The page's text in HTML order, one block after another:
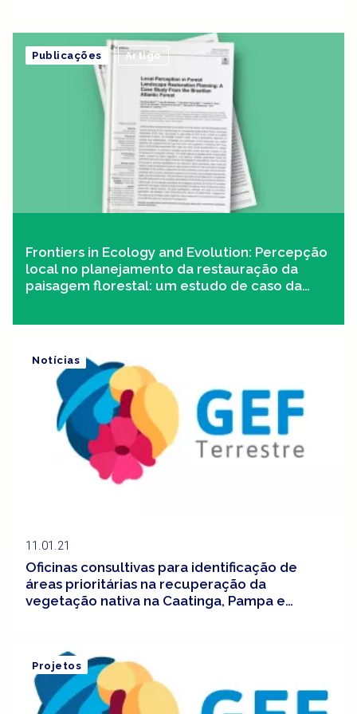
Frontiers in Ecology and Evolution: Percepção
local no planejamento da restauração da
paisagem florestal: um estudo de caso da
Publicações Artigo
11.01.21
Oficinas consultivas para identificação de
áreas prioritárias na recuperação da
vegetação nativa na Caatinga, Pampa e
Notícias
Projetos